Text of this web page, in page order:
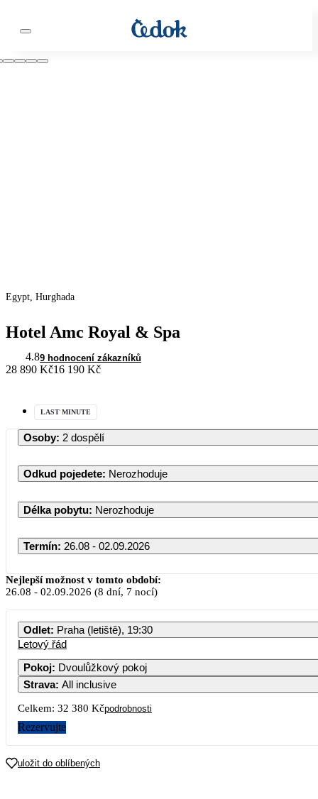
Egypt, Hurghada
Hotel Amc Royal & Spa
4.89 hodnocení zákazníků
28 890 Kč16 190 Kč
LAST MINUTE
Osoby: 2 dospělí
Odkud pojedete: Nerozhoduje
Délka pobytu: Nerozhoduje
Termín: 26.08 - 02.09.2026
Srpen 2026
PO ÚT ST ČT PÁ
Nejlepší možnost v tomto období:
26.08 - 02.09.2026 (8 dní, 7 nocí)
Odlet: Praha (letiště), 19:30
Letový řád
Pokoj: Dvoulůžkový pokoj
Strava: All inclusive
Celkem: 32 380 Kčpodrobnosti
Rezervujte
uložit do oblíbených